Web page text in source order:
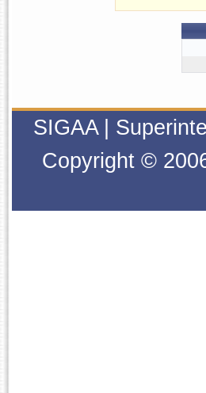
SIGAA |
Copyright ©